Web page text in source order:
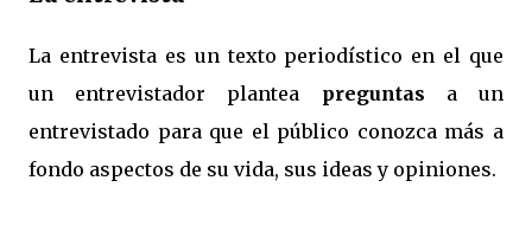
La entrevista es un texto periodístico en el que
un entrevistador plantea preguntas a un
entrevistado para que el público conozca más a
fondo aspectos de su vida, sus ideas y opiniones.